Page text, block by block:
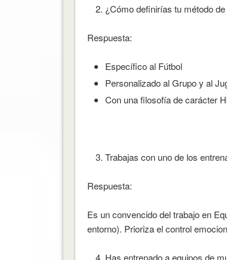
¿Cómo definirías tu método
Respuesta:
Específico al Fútbol
Personalizado al Grupo y al
Con una filosofía de carácter
Trabajas con uno de los
Respuesta:
Es un convencido del trabajo en
entorno). Prioriza el control
Has entrenado a equipos de